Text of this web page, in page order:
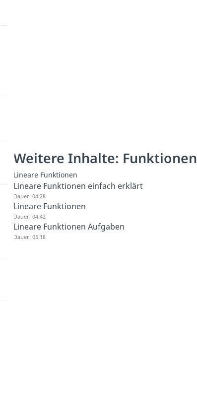
Weitere Inhalte: Funktionen
Lineare Funktionen
Lineare Funktionen einfach erklärt
Dauer: 04:28
Lineare Funktionen
Dauer: 04:42
Lineare Funktionen Aufgaben
Dauer: 05:18